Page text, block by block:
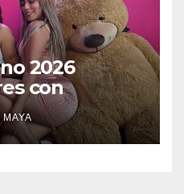
2026
con
prensa y
para
MAYA